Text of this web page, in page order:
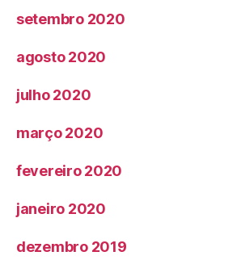
setembro 2020
agosto 2020
julho 2020
março 2020
fevereiro 2020
janeiro 2020
dezembro 2019